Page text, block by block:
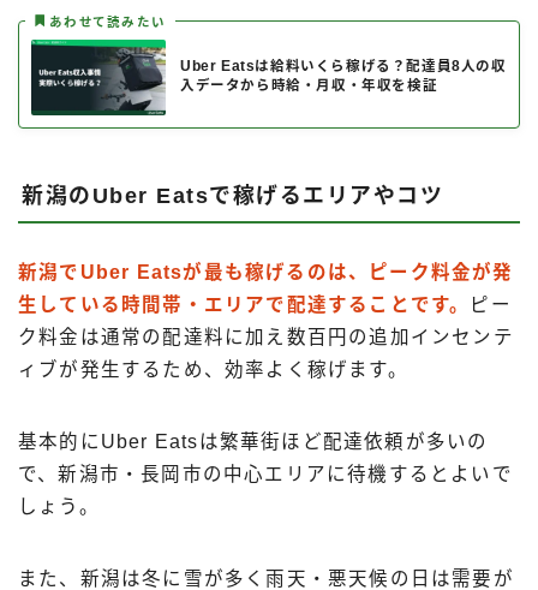
あわせて読みたい
Uber Eatsは給料いくら稼げる？配達員8人の収
入データから時給・月収・年収を検証
新潟のUber Eatsで稼げるエリアやコツ
新潟でUber Eatsが最も稼げるのは、ピーク料金が発
生している時間帯・エリアで配達することです。
ピー
ク料金は通常の配達料に加え数百円の追加インセンテ
ィブが発生するため、効率よく稼げます。
基本的にUber Eatsは繁華街ほど配達依頼が多いの
で、新潟市・長岡市の中心エリアに待機するとよいで
しょう。
また、新潟は冬に雪が多く雨天・悪天候の日は需要が